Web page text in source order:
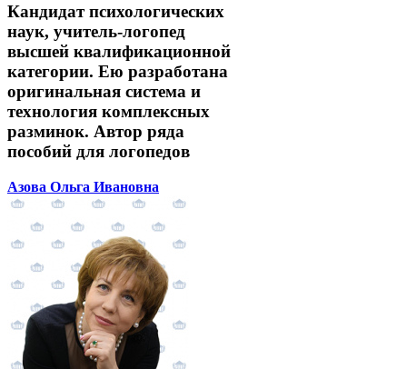
Кандидат психологических
наук, учитель-логопед
высшей квалификационной
категории. Ею разработана
оригинальная система и
технология комплексных
разминок. Автор ряда
пособий для логопедов
Азова Ольга Ивановна